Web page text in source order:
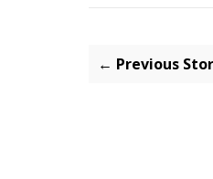
← Previous